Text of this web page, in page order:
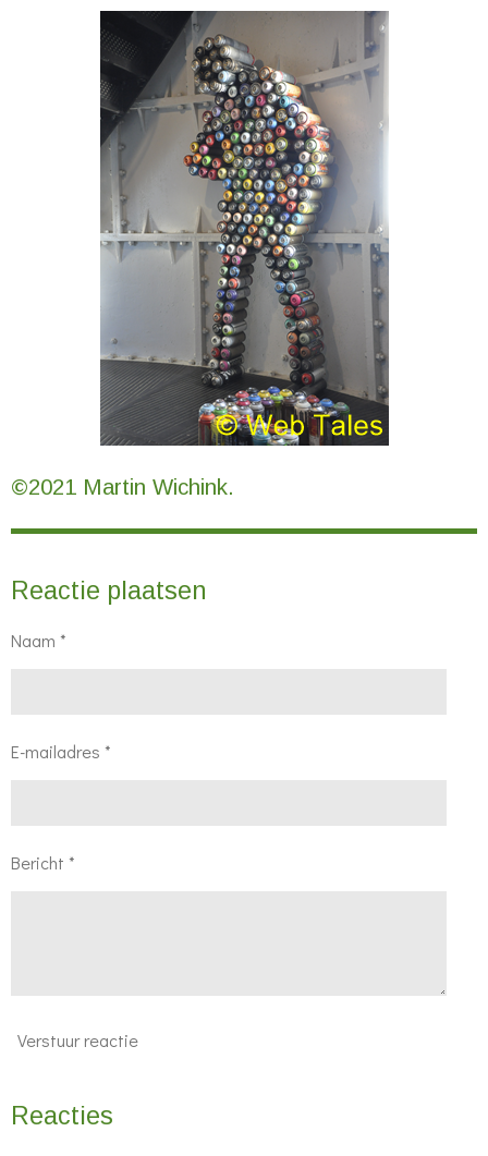
©2021 Martin Wichink.
Reactie plaatsen
Naam *
E-mailadres *
Bericht *
Verstuur reactie
Reacties